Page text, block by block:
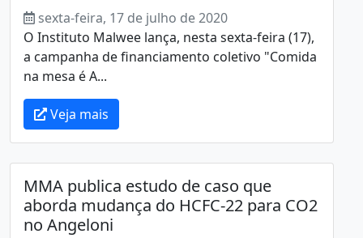
sexta-feira, 17 de julho de 2020
O Instituto Malwee lança, nesta sexta-feira (17),
a campanha de financiamento coletivo "Comida
na mesa é A...
Veja mais
MMA publica estudo de caso que
aborda mudança do HCFC-22 para CO2
no Angeloni